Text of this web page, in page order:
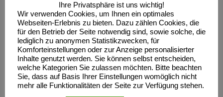
Ihre Privatsphäre ist uns wichtig!
Wir verwenden Cookies, um Ihnen ein optimales
Webseiten-Erlebnis zu bieten. Dazu zählen Cookies, die
für den Betrieb der Seite notwendig sind, sowie solche, die
lediglich zu anonymen Statistikzwecken, für
Komforteinstellungen oder zur Anzeige personalisierter
Inhalte genutzt werden. Sie können selbst entscheiden,
welche Kategorien Sie zulassen möchten. Bitte beachten
Sie, dass auf Basis Ihrer Einstellungen womöglich nicht
mehr alle Funktionalitäten der Seite zur Verfügung stehen.